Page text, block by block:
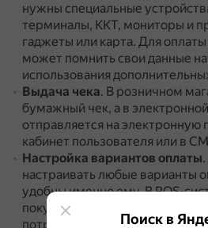
нужны специальные
терминалы, ККТ, мониторы и
гаджеты или карта. Для оплаты
может помнить свои данные
использования
Выдача чека. В розничном
бумажный чек, а в
отправляется на электронную
кабинет пользователя или в
Настройка вариантов оплаты.
настраивать любые варианты
удобны именно ему.В POS-
покупки превышает
потребуется ввести на
Поиск в